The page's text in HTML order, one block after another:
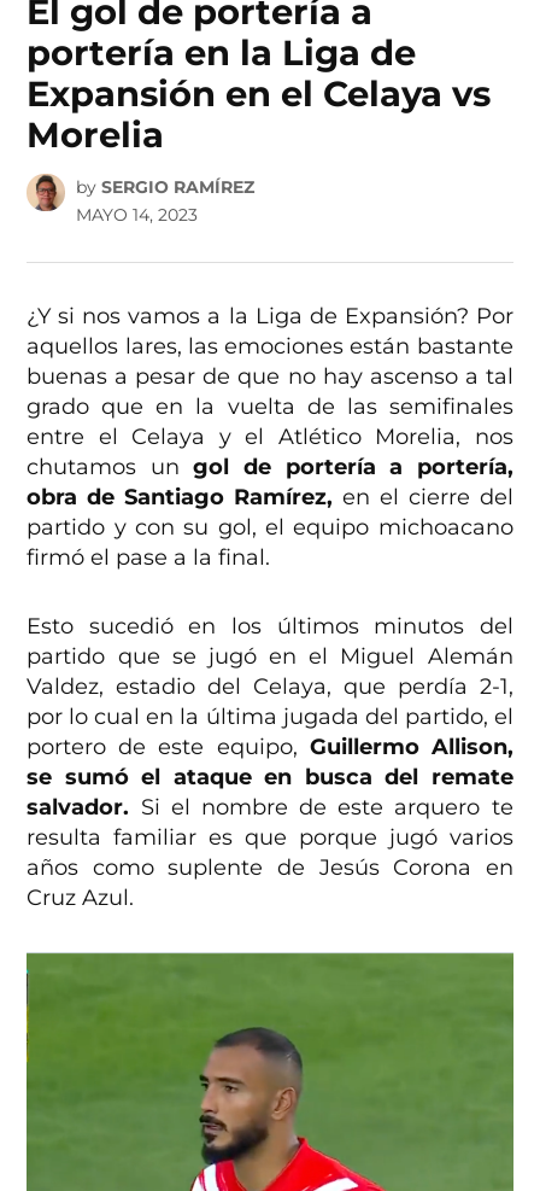
El gol de portería a
portería en la Liga de
Expansión en el Celaya vs
Morelia
by SERGIO RAMÍREZ
MAYO 14, 2023
¿Y si nos vamos a la Liga de Expansión? Por
aquellos lares, las emociones están bastante
buenas a pesar de que no hay ascenso a tal
grado que en la vuelta de las semifinales
entre el Celaya y el Atlético Morelia, nos
chutamos ungol de portería a portería,
obra de Santiago Ramírez, en el cierre del
partido y con su gol, el equipo michoacano
firmó el pase a la final.
Esto sucedió en los últimos minutos del
partido que se jugó en el Miguel Alemán
Valdez, estadio del Celaya, que perdía 2-1,
por lo cual en la última jugada del partido, el
portero de este equipo, Guillermo Allison,
se sumó el ataque en busca del remate
salvador. Si el nombre de este arquero te
resulta familiar es que porque jugó varios
años como suplente de Jesús Corona en
Cruz Azul.